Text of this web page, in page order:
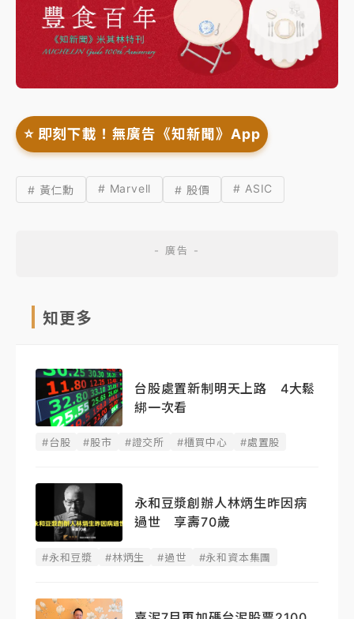
⭐️ 即刻下載！無廣告《知新聞》App
# 黃仁勳 # Marvell # 股價 # ASIC
知更多
台股處置新制明天上路 4大鬆
綁一次看
#台股 #股市 #證交所 #櫃買中心 #處置股
永和豆漿創辦人林炳生昨因病
過世 享壽70歲
#永和豆漿 #林炳生 #過世 #永和資本集團